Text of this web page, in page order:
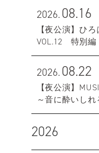
2026.08.16
【夜公演】ひ
VOL.12 特別編
2026.08.22
【夜公演】
～音に酔いし
2026